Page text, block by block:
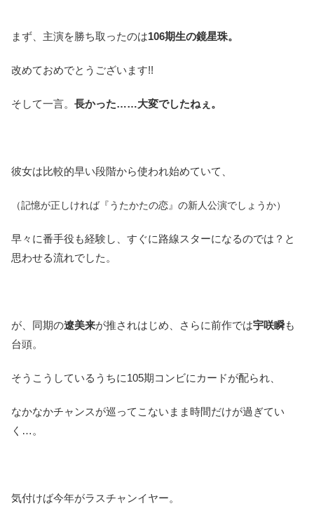
まず、主演を勝ち取ったのは106期生の鏡星珠。
改めておめでとうございます!!
そして一言。 長かった……大変でしたねぇ。
彼女は比較的早い段階から使われ始めていて、
（記憶が正しければ『うたかたの恋』の新人公演でしょうか）
早々に番手役も経験し、すぐに路線スターになるのでは？と
思わせる流れでした。
が、同期の遼美来が推されはじめ、さらに前作では宇咲瞬も
台頭。
そうこうしているうちに105期コンビにカードが配られ、
なかなかチャンスが巡ってこないまま時間だけが過ぎてい
く…。
気付けば今年がラスチャンイヤー。